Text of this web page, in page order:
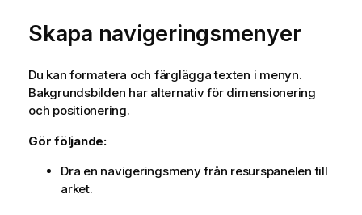
o
m
n
f
o
r
m
a
t
Skapa navigeringsmenyer
Du kan formatera och färglägga texten i menyn.
Bakgrundsbilden har alternativ för dimensionering
och positionering.
Gör följande:
Dra en navigeringsmeny från resurspanelen till
arket.